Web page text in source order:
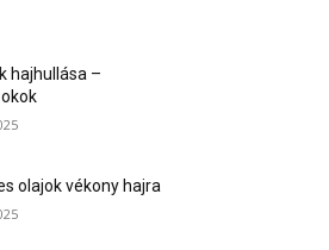
hajhullása –
olajok vékony hajra